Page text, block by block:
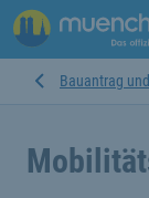
Bauantrag